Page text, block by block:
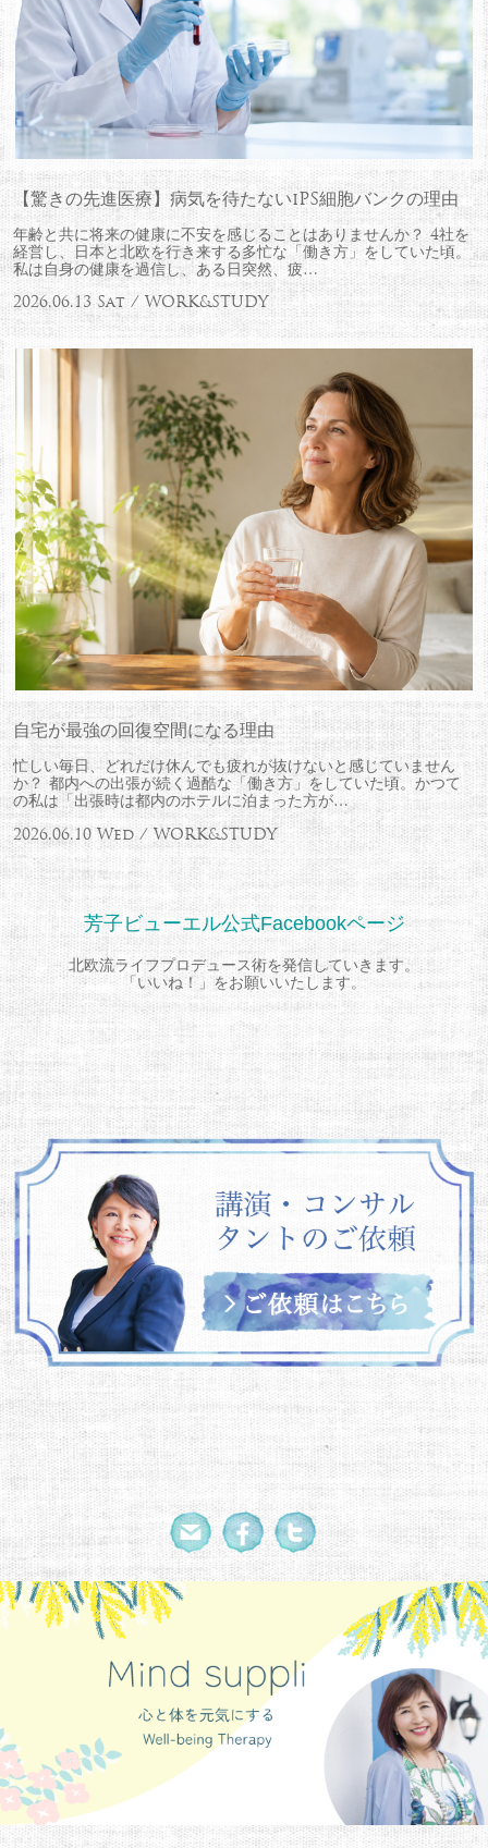
【驚きの先進医療】病気を待たないiPS細胞バンクの理由
年齢と共に将来の健康に不安を感じることはありませんか？ 4社を
経営し、日本と北欧を行き来する多忙な「働き方」をしていた頃。
私は自身の健康を過信し、ある日突然、疲…
2026.06.13 Sat / WORK&STUDY
自宅が最強の回復空間になる理由
忙しい毎日、どれだけ休んでも疲れが抜けないと感じていません
か？ 都内への出張が続く過酷な「働き方」をしていた頃。かつて
の私は「出張時は都内のホテルに泊まった方が…
2026.06.10 Wed / WORK&STUDY
芳子ビューエル公式Facebookページ
北欧流ライフプロデュース術を発信していきます。
「いいね！」をお願いいたします。